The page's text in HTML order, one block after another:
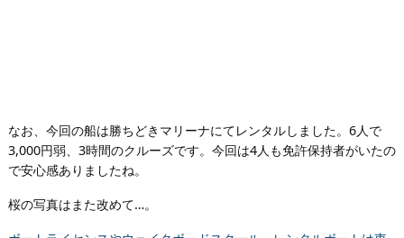
なお、今回の船は勝ちどきマリーナにてレンタルしました。6人で
3,000円弱、3時間のクルーズです。今回は4人も免許保持者がいたの
で安心感ありましたね。
桜の写真はまた改めて…。